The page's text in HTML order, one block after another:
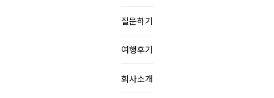
질문하기
여행후기
회사소개